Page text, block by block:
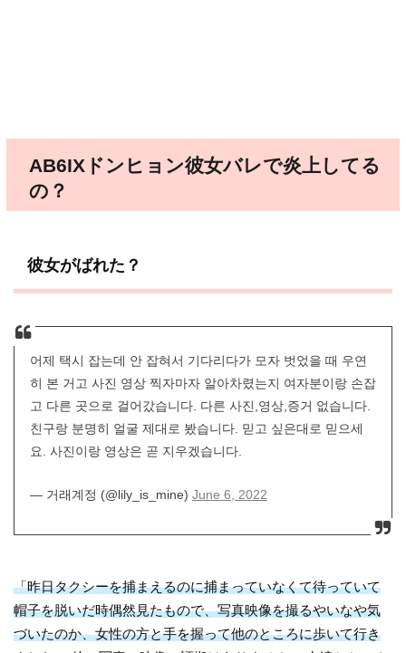
AB6IXドンヒョン彼女バレで炎上してる
の？
彼女がばれた？
어제 택시 잡는데 안 잡혀서 기다리다가 모자 벗었을 때 우연
히 본 거고 사진 영상 찍자마자 알아차렸는지 여자분이랑 손잡
고 다른 곳으로 걸어갔습니다. 다른 사진,영상,증거 없습니다.
친구랑 분명히 얼굴 제대로 봤습니다. 믿고 싶은대로 믿으세
요. 사진이랑 영상은 곧 지우겠습니다.
— 거래계정 (@lily_is_mine) June 6, 2022
「昨日タクシーを捕まえるのに捕まっていなくて待っていて
帽子を脱いだ時偶然見たもので、写真映像を撮るやいなや気
づいたのか、女性の方と手を握って他のところに歩いて行き